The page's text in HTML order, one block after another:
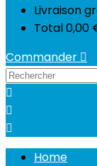
Livraison
Total0,00
Commander 



Home